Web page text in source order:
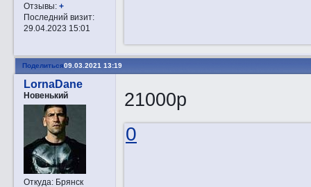
Отзывы: +
Последний визит:
29.04.2023 15:01
Поделиться09.03.2021 13:19
LornaDane
Новенький
Откуда:Брянск
21000р
0